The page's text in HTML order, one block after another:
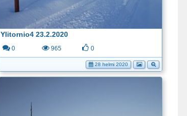
Ylitornio4 23.2.2020
0 965 0
28 helmi 2020